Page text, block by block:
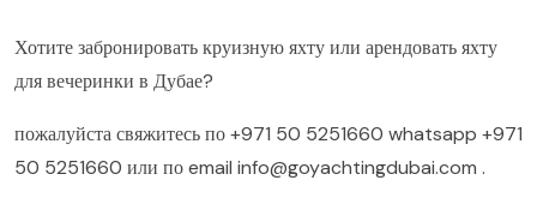
Хотите забронировать круизную яхту или арендовать яхту
для вечеринки в Дубае?
пожалуйста свяжитесь по+971 50 5251660 whatsapp +971
50 5251660 или по email info@goyachtingdubai.com .